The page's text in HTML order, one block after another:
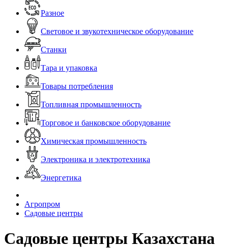
Разное
Световое и звукотехническое оборудование
Станки
Тара и упаковка
Товары потребления
Топливная промышленность
Торговое и банковское оборудование
Химическая промышленность
Электроника и электротехника
Энергетика
Агропром
Садовые центры
Садовые центры Казахстана